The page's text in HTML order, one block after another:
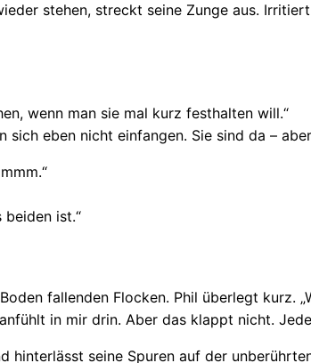
stehen, streckt seine Zunge aus.
wenn man sie mal kurz festhalten will.“
sich eben nicht einfangen. Sie sind da –
beiden ist.“
fallenden Flocken. Phil überlegt kurz.
in mir drin. Aber das klappt nicht.
hinterlässt seine Spuren auf der